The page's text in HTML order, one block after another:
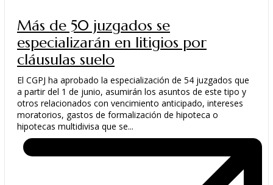
Más de 50 juzgados se
especializarán en litigios por
cláusulas suelo
El CGPJ ha aprobado la especialización de 54 juzgados que
a partir del 1 de junio, asumirán los asuntos de este tipo y
otros relacionados con vencimiento anticipado, intereses
moratorios, gastos de formalización de hipoteca o
hipotecas multidivisa que se...